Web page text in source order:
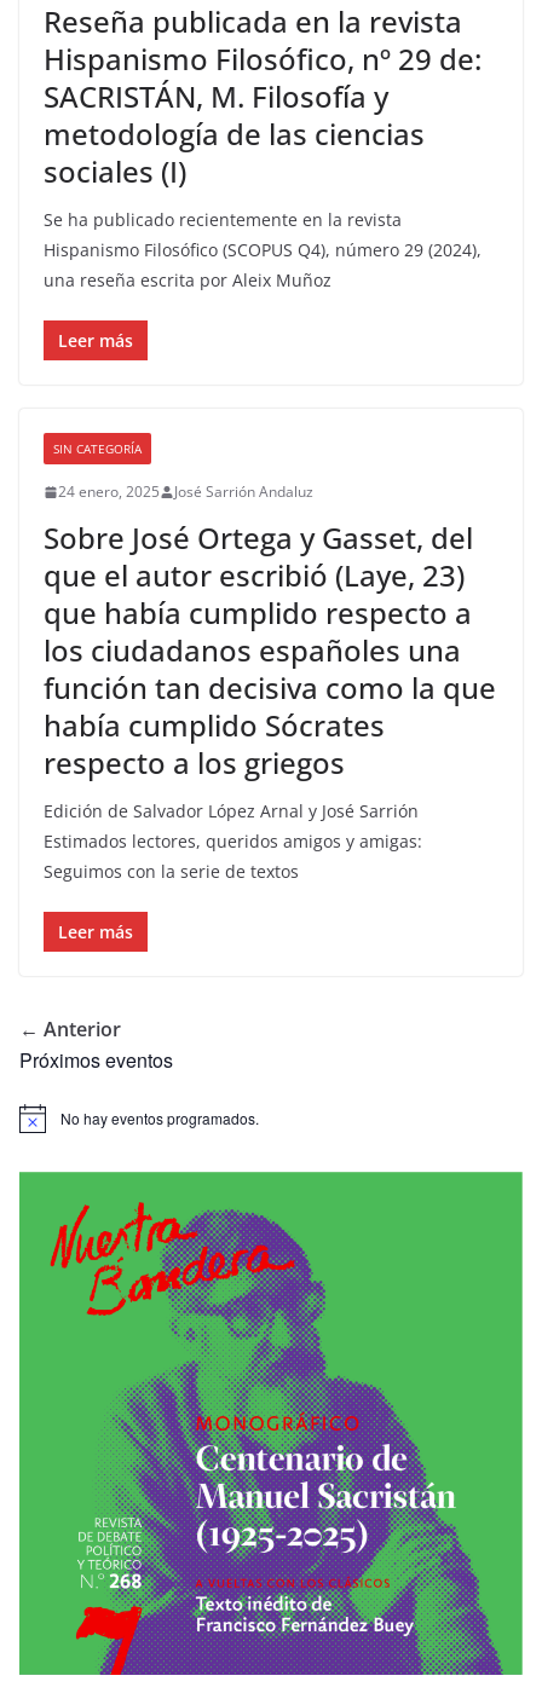
Reseña publicada en la revista
Hispanismo Filosófico, nº 29 de:
SACRISTÁN, M. Filosofía y
metodología de las ciencias
sociales (I)
Se ha publicado recientemente en la revista
Hispanismo Filosófico (SCOPUS Q4), número 29 (2024),
una reseña escrita por Aleix Muñoz
Leer más
SIN CATEGORÍA
24 enero, 2025 José Sarrión Andaluz
Sobre José Ortega y Gasset, del
que el autor escribió (Laye, 23)
que había cumplido respecto a
los ciudadanos españoles una
función tan decisiva como la que
había cumplido Sócrates
respecto a los griegos
Edición de Salvador López Arnal y José Sarrión
Estimados lectores, queridos amigos y amigas:
Seguimos con la serie de textos
Leer más
← Anterior
Próximos eventos
No hay eventos programados.